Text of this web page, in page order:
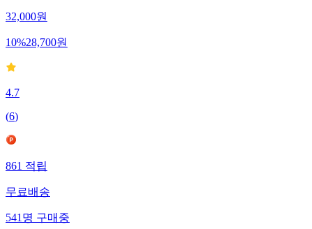
32,000원
10%28,700원
4.7
(6)
861적립
무료배송
541명구매중